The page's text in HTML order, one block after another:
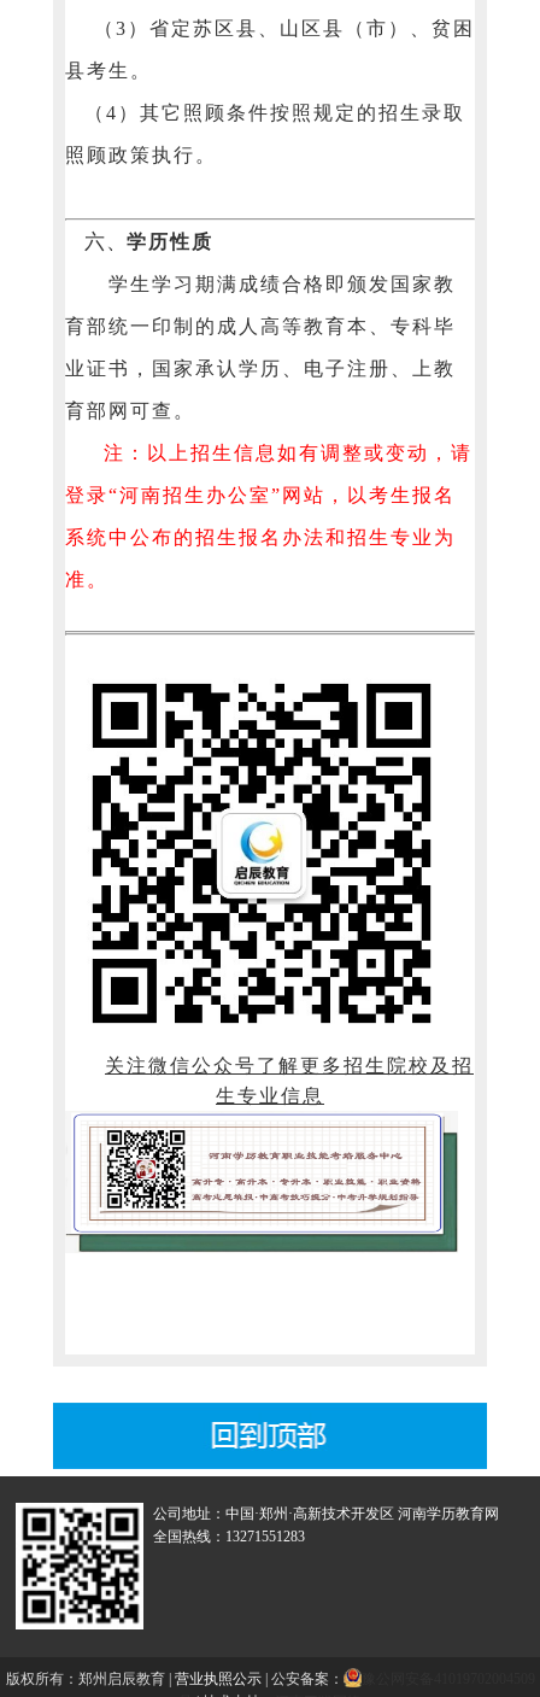
（3）省定苏区县、山区县（市）、贫困
县考生。
（4）其它照顾条件按照规定的招生录取
照顾政策执行。
六、学历性质
学生学习期满成绩合格即颁发国家教
育部统一印制的成人高等教育本、专科毕
业证书，国家承认学历、电子注册、上教
育部网可查。
注：以上招生信息如有调整或变动，请
登录“河南招生办公室”网站，以考生报名
系统中公布的招生报名办法和招生专业为
准。
关注微信公众号了解更多招生院校及招
生专业信息
公司地址：中国·郑州·高新技术开发区 河南学历教育网
全国热线：13271551283
版权所有：郑州启辰教育 | 营业执照公示| 公安备案：
豫公网安备41019702004509